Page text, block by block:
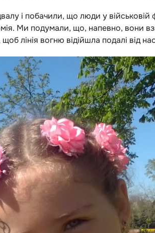
і побачили, що люди у військовій
Ми подумали, що, напевно, вони
лінія вогню відійшла подалі від